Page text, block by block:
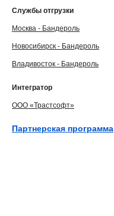
Службы отгрузки
Москва - Бандероль
Новосибирск - Бандероль
Владивосток - Бандероль
Интегратор
ООО «Трастсофт»
Партнерская программа